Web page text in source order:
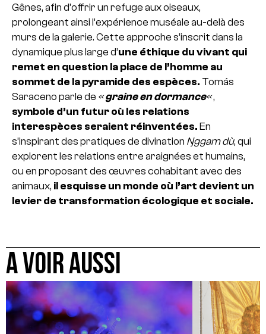
Gênes, afin d’offrir un refuge aux oiseaux,
prolongeant ainsi l’expérience muséale au-delà des
murs de la galerie. Cette approche s’inscrit dans la
dynamique plus large d’une éthique du vivant qui
remet en question la place de l’homme au
sommet de la pyramide des espèces. Tomás
Saraceno parle de «graine en dormance«,
symbole d’un futur où les relations
interespèces seraient réinventées. En
s’inspirant des pratiques de divination Ŋggam dù, qui
explorent les relations entre araignées et humains,
ou en proposant des œuvres cohabitant avec des
animaux, il esquisse un monde où l’art devient un
levier de transformation écologique et sociale.
A VOIR AUSSI